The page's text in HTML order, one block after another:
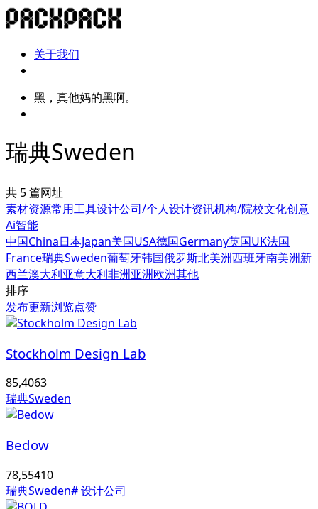
关于我们
黑，真他妈的黑啊。
瑞典Sweden
共 5 篇网址
素材资源常用工具设计公司/个人设计资讯机构/院校文化创意
Ai智能
中国China日本Japan美国USA德国Germany英国UK法国
France瑞典Sweden葡萄牙韩国俄罗斯北美洲西班牙南美洲新
西兰澳大利亚意大利非洲亚洲欧洲其他
排序
发布更新浏览点赞
Stockholm Design Lab
85,4063
瑞典Sweden
Bedow
78,55410
瑞典Sweden# 设计公司